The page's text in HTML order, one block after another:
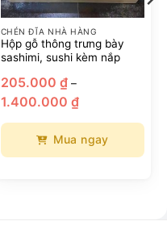
CHÉN ĐĨA NHÀ HÀNG
Hộp gỗ thông trưng bày
sashimi, sushi kèm nắp
205.000 ₫ –
1.400.000 ₫Khoảng
giá:
đến
1.400.000 ₫
Mua ngay